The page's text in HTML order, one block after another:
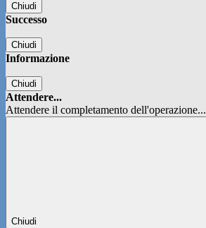
Chiudi
Successo
Chiudi
Informazione
Chiudi
Attendere...
Attendere il completamento dell'operazione...
Chiudi